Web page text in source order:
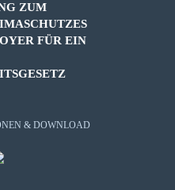
ZUM
FÜR EIN
& DOWNLOAD